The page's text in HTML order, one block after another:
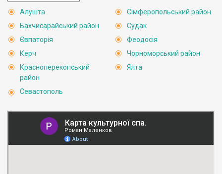
Алушта
Бахчисарайський район
Євпаторія
Керч
Красноперекопський
район
Севастополь
Сімферопольський район
Судак
Феодосія
Чорноморський район
Ялта